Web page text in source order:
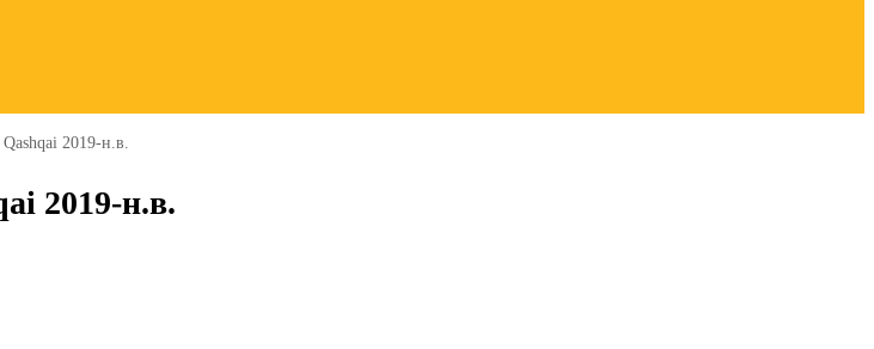
2019-н.в.
2019-н.в.